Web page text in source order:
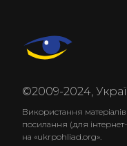
©2009-2024,
Використання
посилання (для
на «ukrpohliad.org».